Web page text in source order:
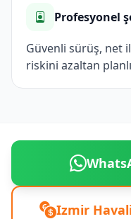
Profesyonel
Güvenli sürüş, net
riskini azaltan
Izmir